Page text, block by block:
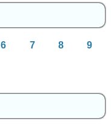
6 7 8 9